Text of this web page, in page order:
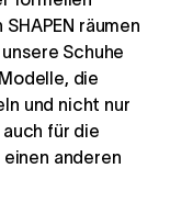
räumen
Schuhe
die
und nicht nur
für die
einen anderen